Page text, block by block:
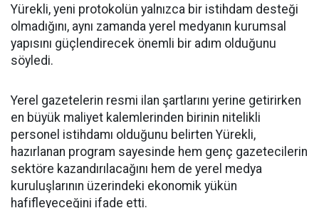
Yürekli, yeni protokolün yalnızca bir istihdam desteği
olmadığını, aynı zamanda yerel medyanın kurumsal
yapısını güçlendirecek önemli bir adım olduğunu
söyledi.
Yerel gazetelerin resmi ilan şartlarını yerine getirirken
en büyük maliyet kalemlerinden birinin nitelikli
personel istihdamı olduğunu belirten Yürekli,
hazırlanan program sayesinde hem genç gazetecilerin
sektöre kazandırılacağını hem de yerel medya
kuruluşlarının üzerindeki ekonomik yükün
hafifleyeceğini ifade etti.